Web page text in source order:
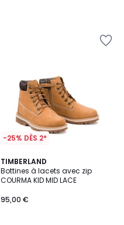
-25% DÈS 2*
TIMBERLAND
Bottines à lacets avec zip
COURMA KID MID LACE
95,00 €
3
/
5